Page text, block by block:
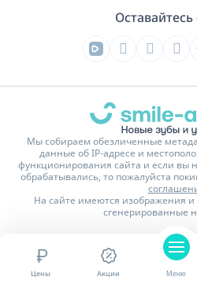
Цены Акции Меню
Мы собираем обезличенные
данные об IP-адресе и
функционирования сайта и если вы
обрабатывались, то пожалуйста
На сайте имеются изображения
сгенерированные
© 2016 - 2026
Карта сайта
Политика